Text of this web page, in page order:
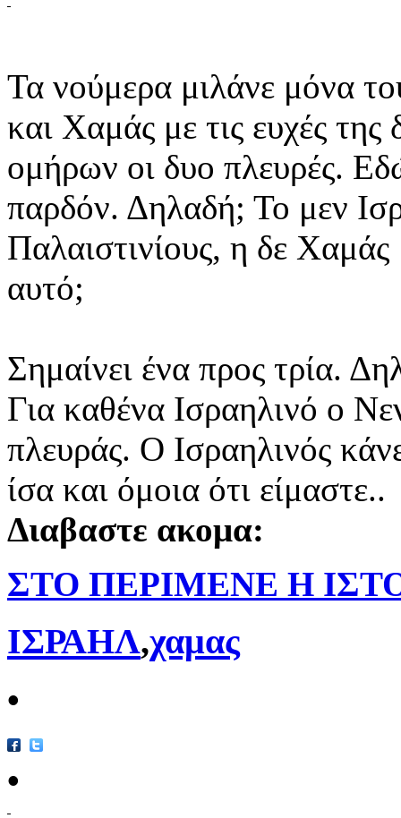
Τα νούμερα μιλάνε μόνα
και Χαμάς με τις ευχές
ομήρων οι δυο πλευρές.
παρδόν. Δηλαδή; Το μεν
Παλαιστινίους, η δε
αυτό;
Σημαίνει ένα προς τρία.
Για καθένα Ισραηλινό ο
πλευράς. Ο Ισραηλινός
ίσα και όμοια ότι είμαστε..
Διαβαστε ακομα:
ΣΤΟ ΠΕΡΙΜΕΝΕ Η
ΙΣΡΑΗΛ,χαμας
•
•